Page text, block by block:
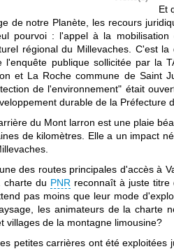
Et
de notre Planète, les recours
pourvoi : l'appel à la
régional du Millevaches. C'est
l'enquête publique sollicitée par la
et La Roche commune de Saint
de l'environnement" était
durable de la Préfecture
du Mont larron est une plaie
de kilomètres. Elle a un impact
des routes principales d'accès à
charte du PNR reconnaît à juste titre
pas moins que leur mode
les animateurs de la charte
villages de la montagne limousine?
petites carrières ont été